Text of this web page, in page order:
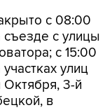
с 08:00
съезде с улицы
с 15:00
улиц
Октября, 3-й
в